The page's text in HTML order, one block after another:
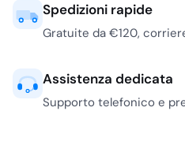
Spedizioni rapide
Gratuite da €120,
Assistenza dedicata
Supporto telefonico e